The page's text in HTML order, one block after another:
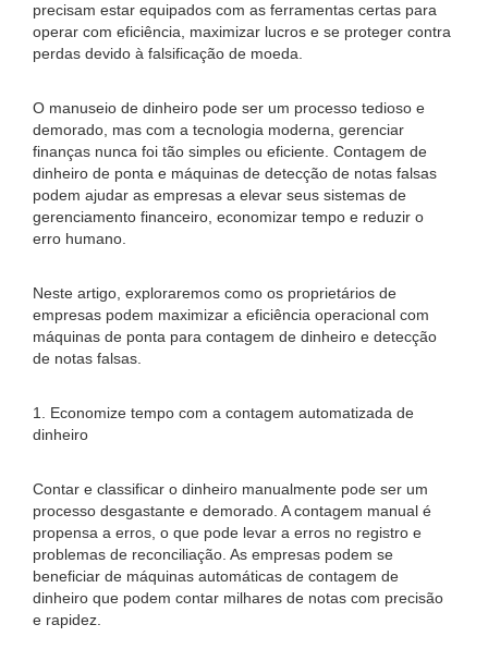
precisam estar equipados com as ferramentas certas para
operar com eficiência, maximizar lucros e se proteger contra
perdas devido à falsificação de moeda.
O manuseio de dinheiro pode ser um processo tedioso e
demorado, mas com a tecnologia moderna, gerenciar
finanças nunca foi tão simples ou eficiente. Contagem de
dinheiro de ponta e máquinas de detecção de notas falsas
podem ajudar as empresas a elevar seus sistemas de
gerenciamento financeiro, economizar tempo e reduzir o
erro humano.
Neste artigo, exploraremos como os proprietários de
empresas podem maximizar a eficiência operacional com
máquinas de ponta para contagem de dinheiro e detecção
de notas falsas.
1. Economize tempo com a contagem automatizada de
dinheiro
Contar e classificar o dinheiro manualmente pode ser um
processo desgastante e demorado. A contagem manual é
propensa a erros, o que pode levar a erros no registro e
problemas de reconciliação. As empresas podem se
beneficiar de máquinas automáticas de contagem de
dinheiro que podem contar milhares de notas com precisão
e rapidez.